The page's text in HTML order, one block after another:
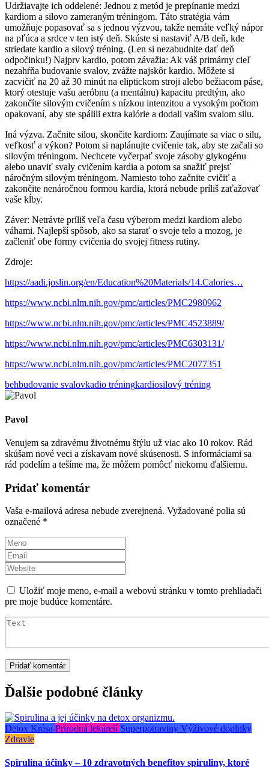
Udržiavajte ich oddelené: Jednou z metód je prepínanie medzi
kardiom a silovo zameraným tréningom. Táto stratégia vám
umožňuje popasovať sa s jednou výzvou, takže nemáte veľký nápor
na pľúca a srdce v ten istý deň. Skúste si nastaviť A/B deň, kde
striedate kardio a silový tréning. (Len si nezabudnite dať deň
odpočinku!) Najprv kardio, potom závažia: Ak váš primárny cieľ
nezahŕňa budovanie svalov, zvážte najskôr kardio. Môžete si
zacvičiť na 20 až 30 minút na eliptickom stroji alebo bežiacom páse,
ktorý otestuje vašu aeróbnu (a mentálnu) kapacitu predtým, ako
zakončíte silovým cvičením s nízkou intenzitou a vysokým počtom
opakovaní, aby ste spálili extra kalórie a dodali vašim svalom silu.
Iná výzva. Začnite silou, skončite kardiom: Zaujímate sa viac o silu,
veľkosť a výkon? Potom si naplánujte cvičenie tak, aby ste začali so
silovým tréningom. Nechcete vyčerpať svoje zásoby glykogénu
alebo unaviť svaly cvičením kardia a potom sa snažiť prejsť
náročným silovým tréningom. Namiesto toho začnite cvičiť a
zakončite nenáročnou formou kardia, ktorá nebude príliš zaťažovať
vaše kĺby.
Záver: Netrávte príliš veľa času výberom medzi kardiom alebo
váhami. Najlepší spôsob, ako sa starať o svoje telo a mozog, je
začleniť obe formy cvičenia do svojej fitness rutiny.
Zdroje:
https://aadi.joslin.org/en/Education%20Materials/14.Calories…
https://www.ncbi.nlm.nih.gov/pmc/articles/PMC2980962
https://www.ncbi.nlm.nih.gov/pmc/articles/PMC4523889/
https://www.ncbi.nlm.nih.gov/pmc/articles/PMC6303131/
https://www.ncbi.nlm.nih.gov/pmc/articles/PMC2077351
behbudovanie svalovkadio tréningkardiosilový tréning
Pavol
Venujem sa zdravému životnému štýlu už viac ako 10 rokov. Rád
skúšam nové veci a získavam nové skúsenosti. S informáciami sa
rád podelím a tešíme ma, že môžem pomôcť niekomu ďalšiemu.
Pridať komentár
Vaša e-mailová adresa nebude zverejnená. Vyžadované polia sú
označené *
Uložiť moje meno, e-mail a webovú stránku v tomto prehliadači
pre moje budúce komentáre.
Ďalšie podobné články
Detox Krása Prírodná lekáreň Superpotraviny Výživové doplnky
Zdravie
Spirulina účinky – 10 zdravotných benefitov spiruliny, ktoré